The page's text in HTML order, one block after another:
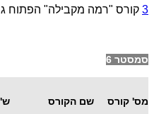
3 קורס "רמה מקבילה" הפתוח
סמסטר 6
מס' קורס שם הקורס ש'